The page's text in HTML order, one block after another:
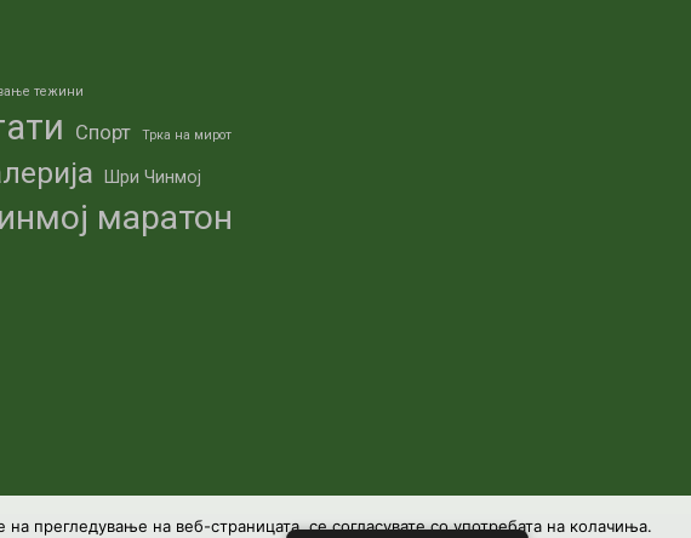
тежини
Спорт Трка на мирот
Шри Чинмој
маратон
прегледување на веб-страницата, се согласувате со употребата на колачиња.